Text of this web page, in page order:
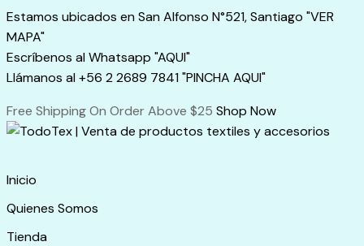
Skip
to
content
Estamos ubicados en San Alfonso N°521, Santiago "VER
MAPA"
Escríbenos al Whatsapp "AQUI"
Llámanos al +56 2 2689 7841 "PINCHA AQUI"
Free Shipping On Order Above $25 Shop Now
Inicio
Quienes Somos
Tienda